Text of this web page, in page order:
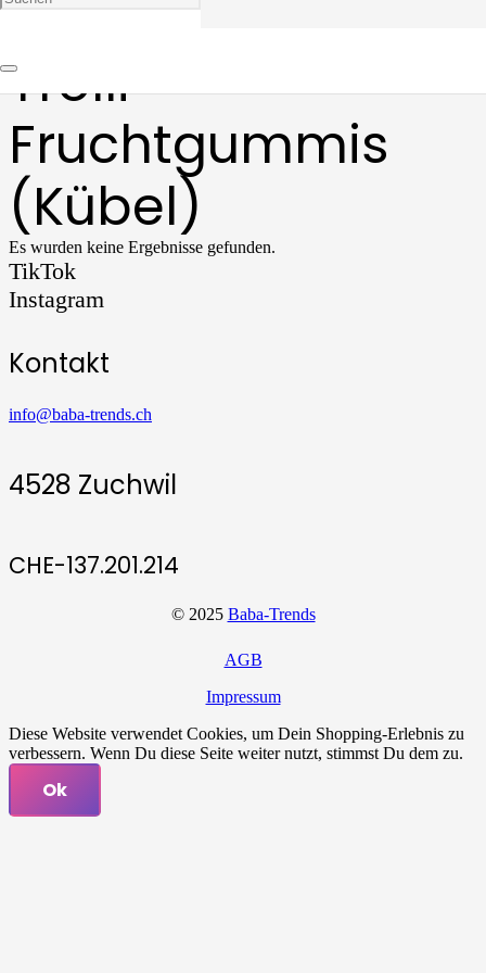
Trolli
Fruchtgummis
(Kübel)
Es wurden keine Ergebnisse gefunden.
TikTok
Instagram
Kontakt
info@baba-trends.ch
4528 Zuchwil
CHE-137.201.214
© 2025 Baba-Trends
AGB
Impressum
Diese Website verwendet Cookies, um Dein Shopping-Erlebnis zu
verbessern. Wenn Du diese Seite weiter nutzt, stimmst Du dem zu.
Ok